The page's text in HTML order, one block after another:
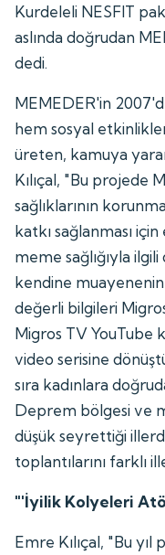
Kurdeleli NESFIT
aslında doğrudan
dedi.
MEMEDER'in
hem sosyal
üreten, kamuya
Kılıçal, "Bu projede
sağlıklarının
katkı sağlanması
meme sağlığıyla
kendine muayenenin
değerli bilgileri
Migros TV YouTube
video serisine
sıra kadınlara
Deprem bölgesi ve
düşük seyrettiği
toplantılarını farklı
"'İyilik Kolyeleri
Emre Kılıçal, "Bu yıl